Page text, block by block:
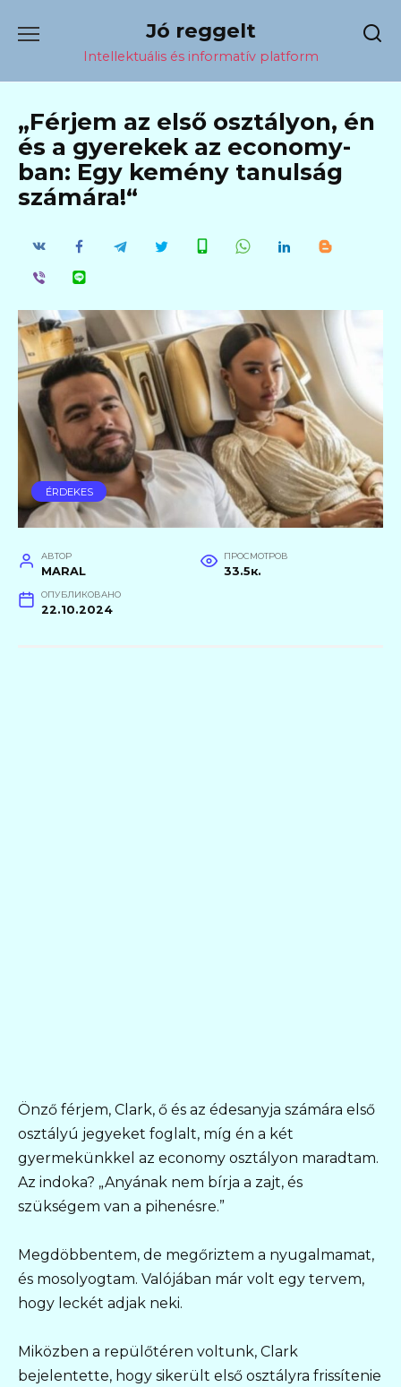
содержанию
Jó reggelt
Intellektuális és informatív platform
„Férjem az első osztályon, én
és a gyerekek az economy-
ban: Egy kemény tanulság
számára!“
ÉRDEKES
АВТОР
MARAL
ПРОСМОТРОВ
33.5к.
ОПУБЛИКОВАНО
22.10.2024
Önző férjem, Clark, ő és az édesanyja számára első
osztályú jegyeket foglalt, míg én a két
gyermekünkkel az economy osztályon maradtam.
Az indoka? „Anyának nem bírja a zajt, és
szükségem van a pihenésre.”
Megdöbbentem, de megőriztem a nyugalmamat,
és mosolyogtam. Valójában már volt egy tervem,
hogy leckét adjak neki.
Miközben a repülőtéren voltunk, Clark
bejelentette, hogy sikerült első osztályra frissítenie